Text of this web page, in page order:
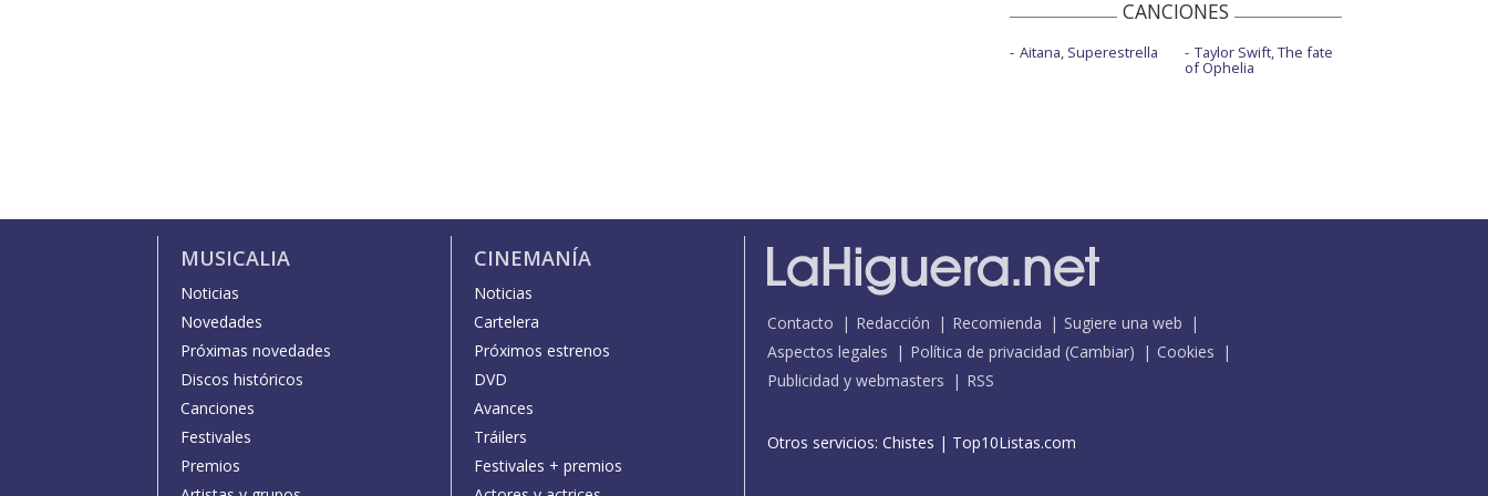
CANCIONES
Aitana, Superestrella Taylor Swift, The fate
of Ophelia
MUSICALIA
Noticias
Novedades
Próximas novedades
Discos históricos
Canciones
Festivales
Premios
CINEMANÍA
Noticias
Cartelera
Próximos estrenos
DVD
Avances
Tráilers
Festivales + premios
Contacto Redacción Recomienda
Sugiere una web
Aspectos legales
Política de privacidad (Cambiar)
Cookies
Publicidad y webmasters
RSS
Otros servicios: Chistes | Top10Listas.com